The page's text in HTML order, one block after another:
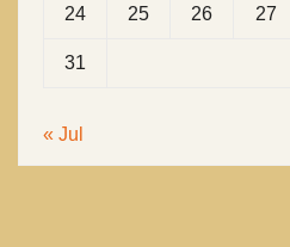
24 25 26 27
31
« Jul